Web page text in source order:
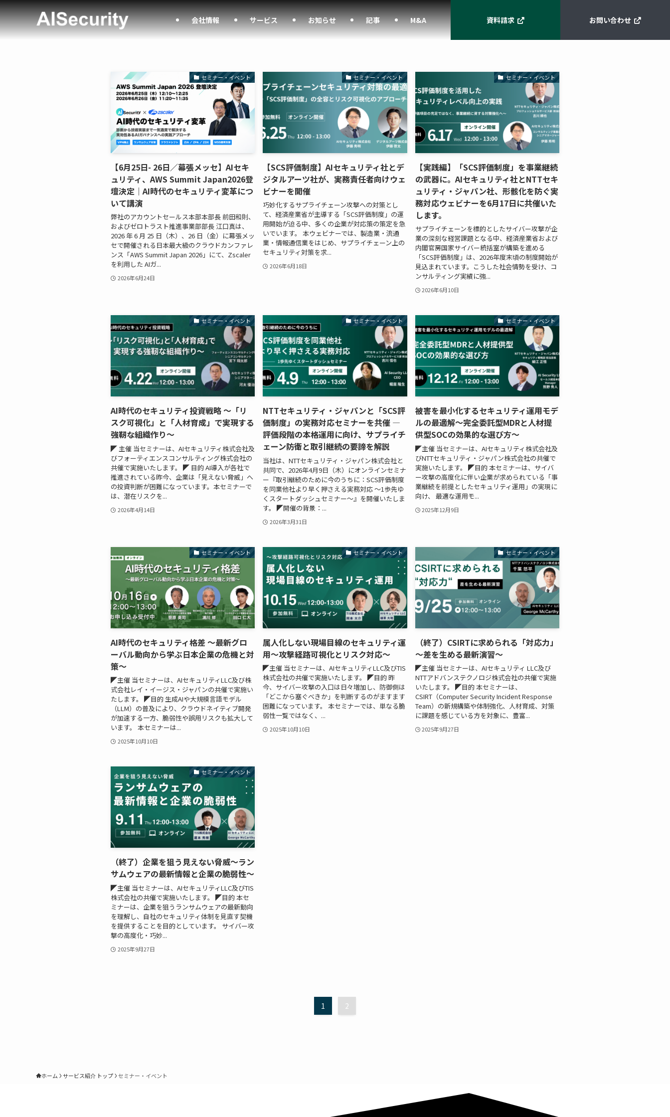
会社情報 サービス お知らせ 記事 M&A 資料請求 お問い合わせ
セミナー・イベント
【6月25日- 26日／幕張メッセ】AIセキ
ュリティ、AWS Summit Japan2026登
壇決定｜AI時代のセキュリティ変革につ
いて講演
弊社のアカウントセールス本部本部長 前田和則、
およびゼロトラスト推進事業部部長 江口真は、
2026 年 6 月 25 日（木）、26 日（金）に幕張メッ
セで開催される日本最大級のクラウドカンファレ
ンス「AWS Summit Japan 2026」にて、Zscaler
を利用した AIガ...
2026年6月24日
セミナー・イベント
【SCS評価制度】AIセキュリティ社とデ
ジタルアーツ社が、実務責任者向けウェ
ビナーを開催
巧妙化するサプライチェーン攻撃への対策とし
て、経済産業省が主導する「SCS評価制度」の運
用開始が迫る中、多くの企業が対応策の策定を急
いでいます。 本ウェビナーでは、製造業・流通
業・情報通信業をはじめ、サプライチェーン上の
セキュリティ対策を求...
2026年6月18日
セミナー・イベント
【実践編】「SCS評価制度」を事業継続
の武器に。AIセキュリティ社とNTTセキ
ュリティ・ジャパン社、形骸化を防ぐ実
務対応ウェビナーを6月17日に共催いた
します。
サプライチェーンを標的としたサイバー攻撃が企
業の深刻な経営課題となる中、経済産業省および
内閣官房国家サイバー統括室が構築を進める
「SCS評価制度」は、2026年度末頃の制度開始が
見込まれています。こうした社会情勢を受け、コ
ンサルティング実績に強...
2026年6月10日
セミナー・イベント
AI時代のセキュリティ投資戦略 〜「リ
スク可視化」と「人材育成」で実現する
強靭な組織作り〜
◤ 主催 当セミナーは、AIセキュリティ株式会社及
びフォーティエンスコンサルティング株式会社の
共催で実施いたします。 ◤ 目的 AI導入が各社で
推進されている昨今、企業は「見えない脅威」へ
の投資判断が困難になっています。本セミナーで
は、潜在リスクを...
2026年4月14日
セミナー・イベント
NTTセキュリティ・ジャパンと「SCS評
価制度」の実務対応セミナーを共催 ―
評価段階の本格運用に向け、サプライチ
ェーン防衛と取引継続の要諦を解説
当社は、NTTセキュリティ・ジャパン株式会社と
共同で、2026年4月9日（木）にオンラインセミナ
ー『取引継続のために今のうちに：SCS評価制度
を同業他社より早く押さえる実務対応 〜1歩先ゆ
くスタートダッシュセミナー〜』を開催いたしま
す。 ◤開催の背景：...
2026年3月31日
セミナー・イベント
被害を最小化するセキュリティ運用モデ
ルの最適解〜完全委託型MDRと人材提
供型SOCの効果的な選び方〜
◤主催 当セミナーは、AIセキュリティ株式会社及
びNTTセキュリティ・ジャパン株式会社の共催で
実施いたします。 ◤目的 本セミナーは、サイバ
ー攻撃の高度化に伴い企業が求められている「事
業継続を前提としたセキュリティ運用」の実現に
向け、 最適な運用モ...
2025年12月9日
セミナー・イベント
AI時代のセキュリティ格差 ～最新グロ
ーバル動向から学ぶ日本企業の危機と対
策～
◤主催 当セミナーは、AIセキュリティLLC及び株
式会社レイ・イージス・ジャパンの共催で実施い
たします。 ◤目的 生成AIや大規模言語モデル
（LLM）の普及により、クラウドネイティブ開発
が加速する一方、脆弱性や誤用リスクも拡大して
います。 本セミナーは...
2025年10月10日
セミナー・イベント
属人化しない現場目線のセキュリティ運
用～攻撃経路可視化とリスク対応～
◤主催 当セミナーは、AIセキュリティLLC及びTIS
株式会社の共催で実施いたします。 ◤目的 昨
今、サイバー攻撃の入口は日々増加し、防御側は
「どこから塞ぐべきか」を判断するのがますます
困難になっています。 本セミナーでは、単なる脆
弱性一覧ではなく、...
2025年10月10日
セミナー・イベント
（終了）CSIRTに求められる「対応力」
～差を生める最新演習～
◤主催 当セミナーは、AIセキュリティ LLC及び
NTTアドバンステクノロジ株式会社の共催で実施
いたします。 ◤目的 本セミナーは、
CSIRT（Computer Security Incident Response
Team）の新規構築や体制強化、人材育成、対策
に課題を感じている方を対象に、豊富...
2025年9月27日
セミナー・イベント
（終了）企業を狙う見えない脅威～ラン
サムウェアの最新情報と企業の脆弱性～
◤主催 当セミナーは、AIセキュリティLLC及びTIS
株式会社の共催で実施いたします。 ◤目的 本セ
ミナーは、企業を狙うランサムウェアの最新動向
を理解し、自社のセキュリティ体制を見直す契機
を提供することを目的としています。 サイバー攻
撃の高度化・巧妙...
2025年9月27日
1 2
ホーム サービス紹介 トップ セミナー・イベント